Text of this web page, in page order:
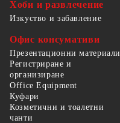
Хоби и развлечение
Изкуство и забавление
Офис консумативи
Презентационни материали
Регистриране и
организиране
Office Equipment
Куфари
Козметични и тоалетни
чанти